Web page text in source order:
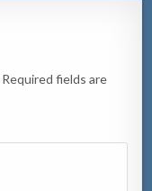
Required fields are